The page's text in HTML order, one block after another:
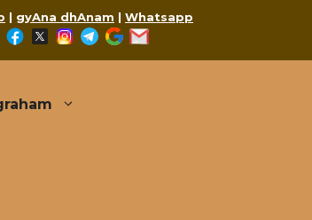
| gyAna dhAnam | Whatsapp
WhatsApp
Facebook
X Instagram
Telegram
Google